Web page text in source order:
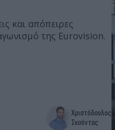
και απόπειρες
της Eurovision.
Χριστόδουλος
Σκούντας